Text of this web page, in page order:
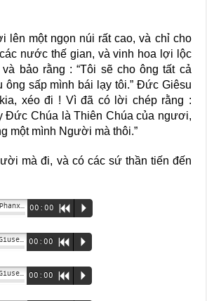
lên một ngọn núi rất cao, và chỉ cho
nước thế gian, và vinh hoa lợi lộc
bảo rằng : “Tôi sẽ cho ông tất cả
ông sấp mình bái lạy tôi.” Đức Giêsu
kia, xéo đi ! Vì đã có lời chép rằng :
Đức Chúa là Thiên Chúa của ngươi,
một mình Người mà thôi.”
mà đi, và có các sứ thần tiến đến
00:00 R P
00:00 R P
00:00 R P